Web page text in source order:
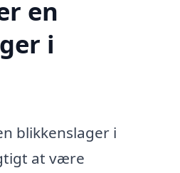
en
i
blikkenslager i
at være